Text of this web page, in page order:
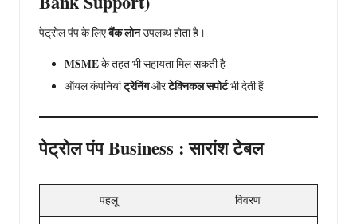
पेट्रोल पंप के लिएबैंक लोनउपलब्ध होता है।
MSMEके तहत भी सहायता मिल सकती है
ऑयल कंपनियांट्रेनिंगऔरटेक्निकल सपोर्टभी देती हैं
पेट्रोल पंप Business : सारांश टेबल
पहलू विवरण